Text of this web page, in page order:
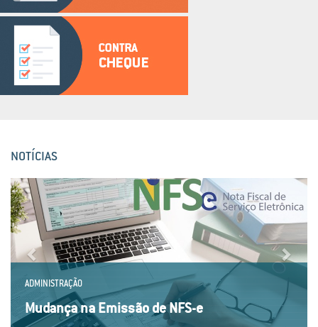
NOTÍCIAS
ADMINISTRAÇÃO
Mudança na Emissão de NFS-e
Previous Next